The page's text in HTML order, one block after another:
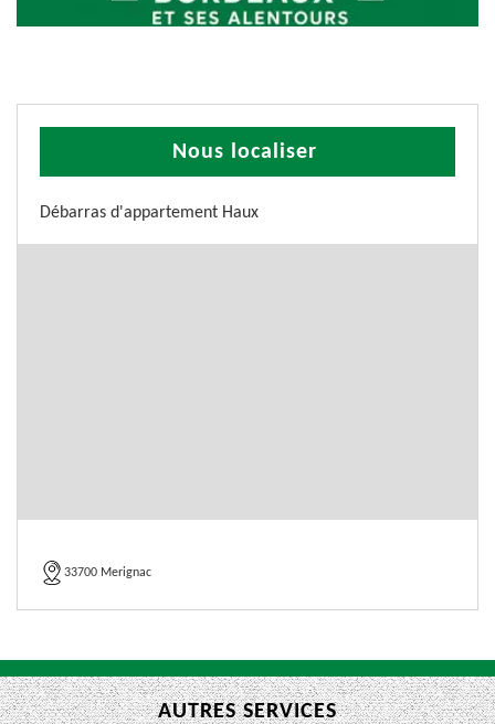
Nous localiser
Débarras d'appartement Haux
33700 Merignac
AUTRES SERVICES